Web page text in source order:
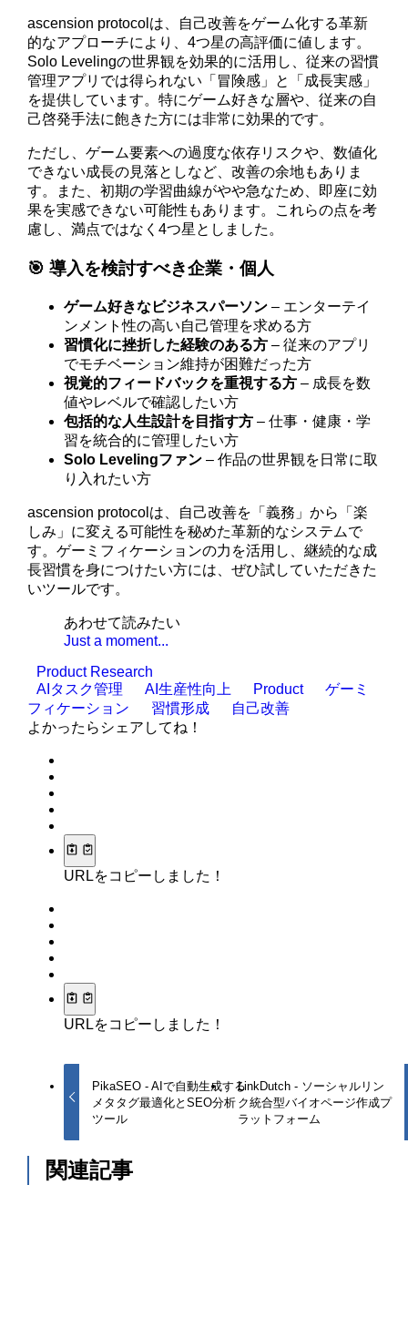
ascension protocolは、自己改善をゲーム化する革新
的なアプローチにより、4つ星の高評価に値します。
Solo Levelingの世界観を効果的に活用し、従来の習慣
管理アプリでは得られない「冒険感」と「成長実感」
を提供しています。特にゲーム好きな層や、従来の自
己啓発手法に飽きた方には非常に効果的です。
ただし、ゲーム要素への過度な依存リスクや、数値化
できない成長の見落としなど、改善の余地もありま
す。また、初期の学習曲線がやや急なため、即座に効
果を実感できない可能性もあります。これらの点を考
慮し、満点ではなく4つ星としました。
🎯 導入を検討すべき企業・個人
ゲーム好きなビジネスパーソン – エンターテイ
ンメント性の高い自己管理を求める方
習慣化に挫折した経験のある方 – 従来のアプリ
でモチベーション維持が困難だった方
視覚的フィードバックを重視する方 – 成長を数
値やレベルで確認したい方
包括的な人生設計を目指す方 – 仕事・健康・学
習を統合的に管理したい方
Solo Levelingファン – 作品の世界観を日常に取
り入れたい方
ascension protocolは、自己改善を「義務」から「楽
しみ」に変える可能性を秘めた革新的なシステムで
す。ゲーミフィケーションの力を活用し、継続的な成
長習慣を身につけたい方には、ぜひ試していただきた
いツールです。
あわせて読みたい
Just a moment...
Product Research
AIタスク管理
AI生産性向上 Product
ゲーミ
フィケーション
習慣形成
自己改善
よかったらシェアしてね！
URLをコピーしました！
URLをコピーしました！
PikaSEO - AIで自動生成する
メタタグ最適化とSEO分析
ツール
LinkDutch - ソーシャルリン
ク統合型バイオページ作成プ
ラットフォーム
関連記事